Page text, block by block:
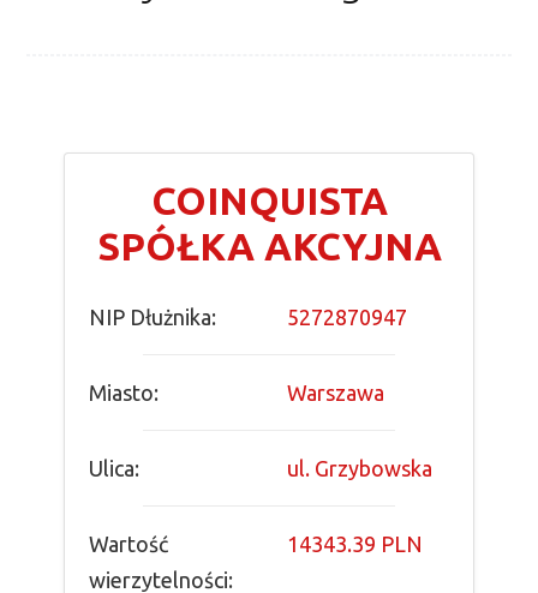
COINQUISTA
SPÓŁKA AKCYJNA
NIP Dłużnika: 5272870947
Miasto: Warszawa
Ulica: ul. Grzybowska
Wartość
wierzytelności:
14343.39 PLN